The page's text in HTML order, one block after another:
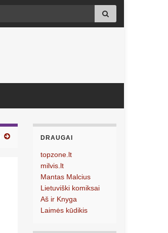
DRAUGAI
topzone.lt
milvis.lt
Mantas Malcius
Lietuviški komiksai
Aš ir Knyga
Laimės kūdikis